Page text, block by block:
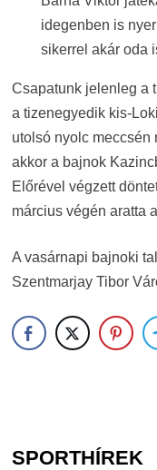
idegenben is
sikerrel akár oda
Csapatunk jelenleg a
a tizenegyedik kis-
utolsó nyolc meccsén
akkor a bajnok
Előrével végzett
március végén aratta
A vasárnapi bajnoki
Szentmarjay Tibor
SPORTHÍREK